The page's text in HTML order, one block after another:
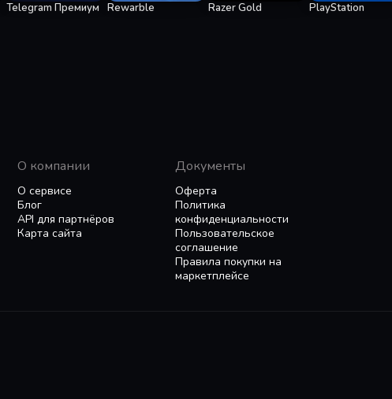
Telegram Премиум Rewarble Razer Gold PlayStation
О компании
О сервисе
Блог
API для партнёров
Карта сайта
Документы
Оферта
Политика
конфиденциальности
Пользовательское
соглашение
Правила покупки на
маркетплейсе